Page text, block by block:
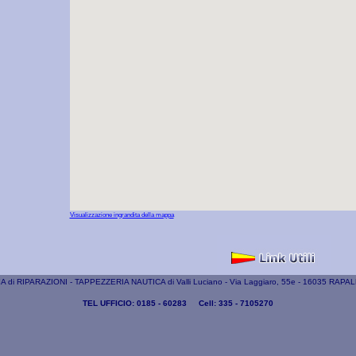
Visualizzazione ingrandita della mappa
di RIPARAZIONI - TAPPEZZERIA NAUTICA di Valli Luciano - Via Laggiaro, 55e - 16035
TEL UFFICIO: 0185 - 60283 Cell: 335 - 7105270